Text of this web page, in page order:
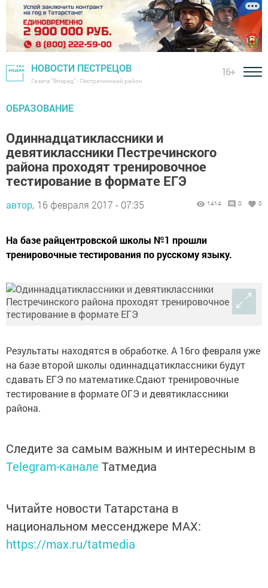
НОВОСТИ ПЕСТРЕЦОВ
Газета "Вперед" - Пестречинский район
16+
ОБРАЗОВАНИЕ
Одиннадцатиклассники и
девятиклассники Пестречинского
района проходят тренировочное
тестирование в формате ЕГЭ
автор, 16 февраля 2017 - 07:35 1414 0 0
На базе райцентровской школы №1 прошли
тренировочные тестирования по русскому языку.
Результаты находятся в обработке. А 16го февраля уже
на базе второй школы одиннадцатиклассники будут
сдавать ЕГЭ по математике.Сдают тренировочные
тестирование в формате ОГЭ и девятиклассники
района.
Следите за самым важным и интересным в
Telegram-канале Татмедиа
Читайте новости Татарстана в
национальном мессенджере MАХ:
https://max.ru/tatmedia